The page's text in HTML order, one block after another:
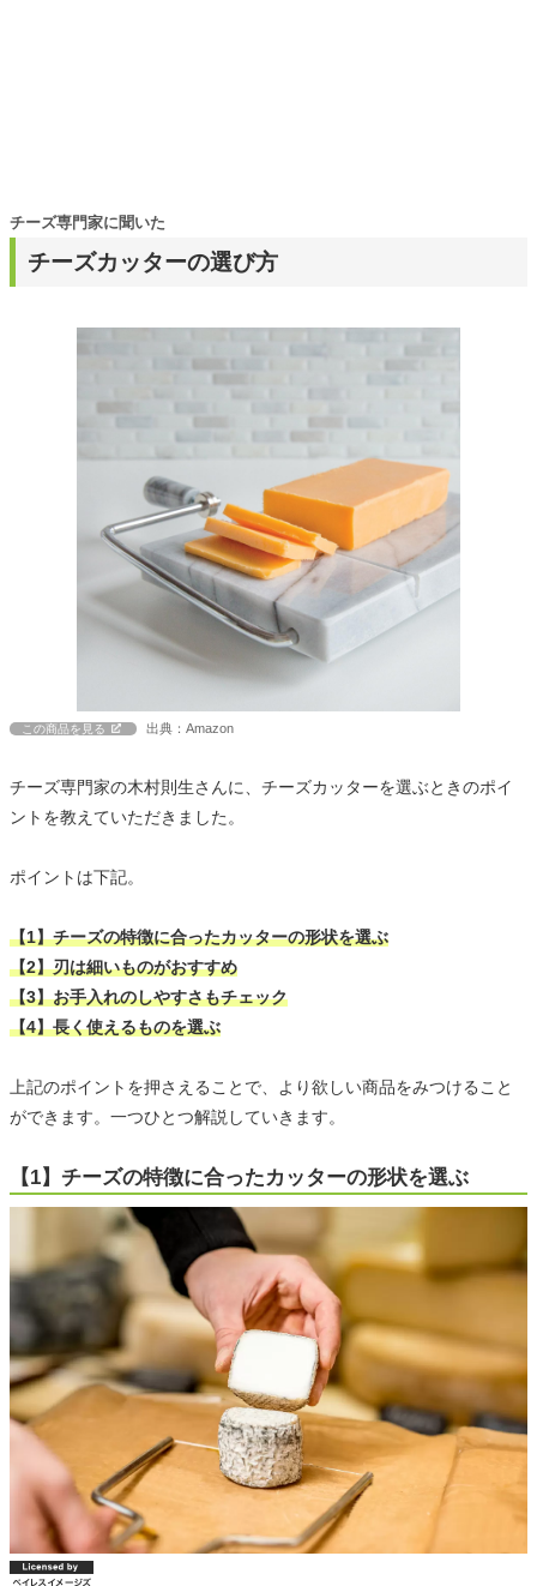
チーズカッターの選び方
チーズ専門家に聞いた
この商品を見る 出典：Amazon
チーズ専門家の木村則生さんに、チーズカッターを選ぶときのポイ
ントを教えていただきました。
ポイントは下記。
【1】チーズの特徴に合ったカッターの形状を選ぶ
【2】刃は細いものがおすすめ
【3】お手入れのしやすさもチェック
【4】長く使えるものを選ぶ
上記のポイントを押さえることで、より欲しい商品をみつけること
ができます。一つひとつ解説していきます。
【1】チーズの特徴に合ったカッターの形状を選ぶ